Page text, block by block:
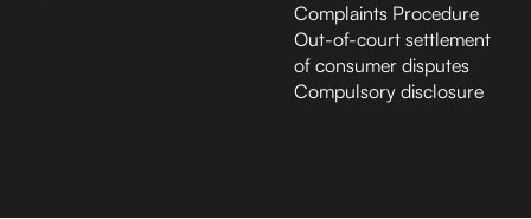
Complaints Procedure
Out-of-court settlement
of consumer disputes
Compulsory disclosure